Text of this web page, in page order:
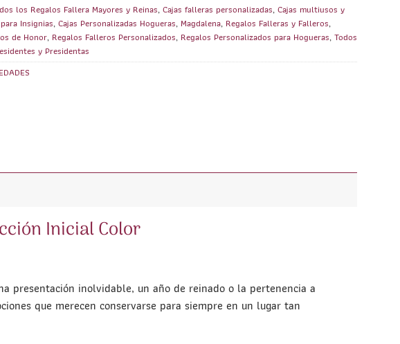
los Regalos Fallera Mayores y Reinas,Cajas falleras personalizadas,Cajas multiusos y
Insignias,Cajas Personalizadas Hogueras,Magdalena, Regalos Falleras y Falleros,
de Honor, Regalos Falleros Personalizados, Regalos Personalizados para Hogueras,Todos
y Presidentas
Inicial Color
presentación inolvidable, un año de reinado o la pertenencia a
que merecen conservarse para siempre en un lugar tan